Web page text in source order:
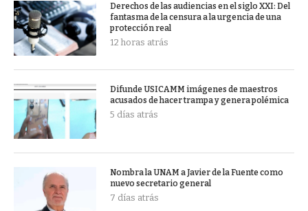
Derechos de las audiencias en el siglo XXI: Del
fantasma de la censura a la urgencia de una
protección real
12 horas atrás
Difunde USICAMM imágenes de maestros
acusados de hacer trampa y genera polémica
5 días atrás
Nombra la UNAM a Javier de la Fuente como
nuevo secretario general
7 días atrás